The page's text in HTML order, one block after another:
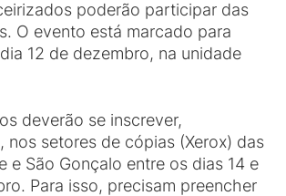
poderão participar das
O evento está marcado para
12 de dezembro, na unidade
deverão se inscrever,
nos setores de cópias (Xerox) das
e São Gonçalo entre os dias 14 e
Para isso, precisam preencher